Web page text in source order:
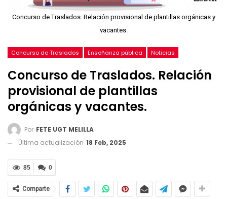
Concurso de Traslados. Relación provisional de plantillas orgánicas y
vacantes.
Concurso de Traslados Enseñanza pública Noticias
Concurso de Traslados. Relación
provisional de plantillas
orgánicas y vacantes.
Por FETE UGT MELILLA
Última actualización 18 Feb, 2025
0
85
Comparte